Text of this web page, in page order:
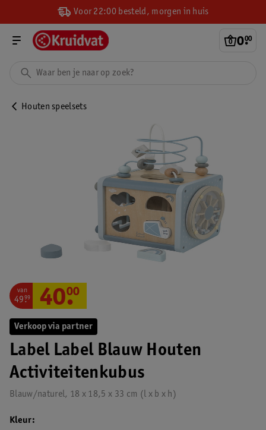
Voor 22:00 besteld, morgen in huis
0.
00
Houten speelsets
Verkoop via partner
Label Label Blauw Houten
Activiteitenkubus
Blauw/naturel, 18 x 18,5 x 33 cm (l x b x h)
van
49.
99 40.
00
Kleur